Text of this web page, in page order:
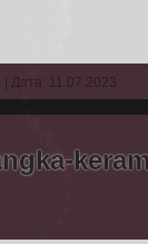
Дата: 11.07.2023